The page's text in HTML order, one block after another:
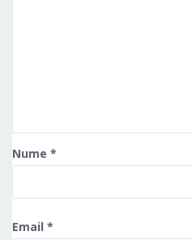
Nume *
Email *